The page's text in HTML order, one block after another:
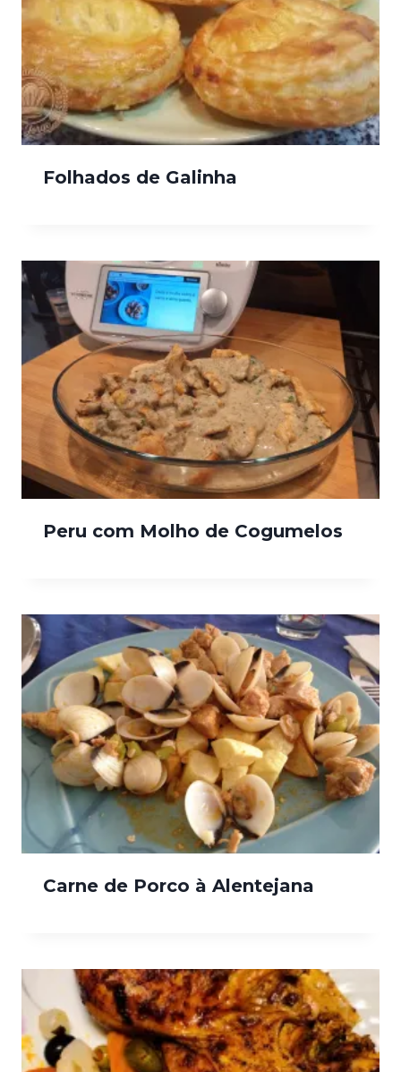
Folhados de Galinha
Peru com Molho de Cogumelos
Carne de Porco à Alentejana